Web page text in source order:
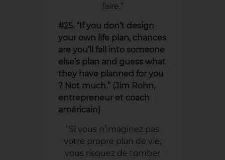
faire.”
#25. “If you don’t design
your own life plan, chances
are you’ll fall into someone
else’s plan and guess what
they have planned for you
? Not much.” (Jim Rohn,
entrepreneur et coach
américain)
“Si vous n’imaginez pas
votre propre plan de vie,
vous risquez de tomber